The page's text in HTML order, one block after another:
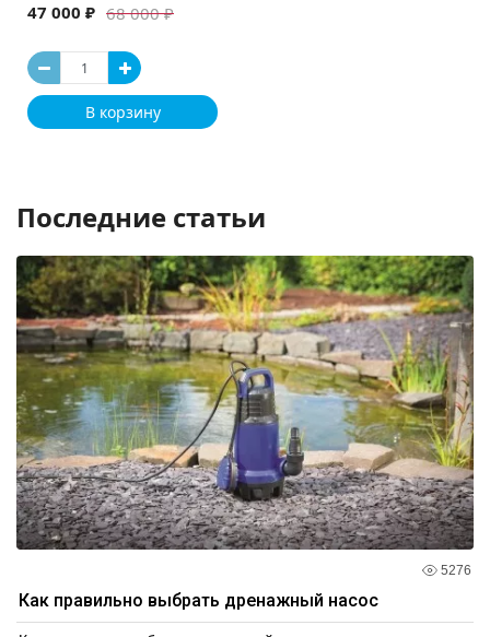
68 000 ₽
47 000 ₽
В корзину
Последние статьи
5276
Как правильно выбрать дренажный насос